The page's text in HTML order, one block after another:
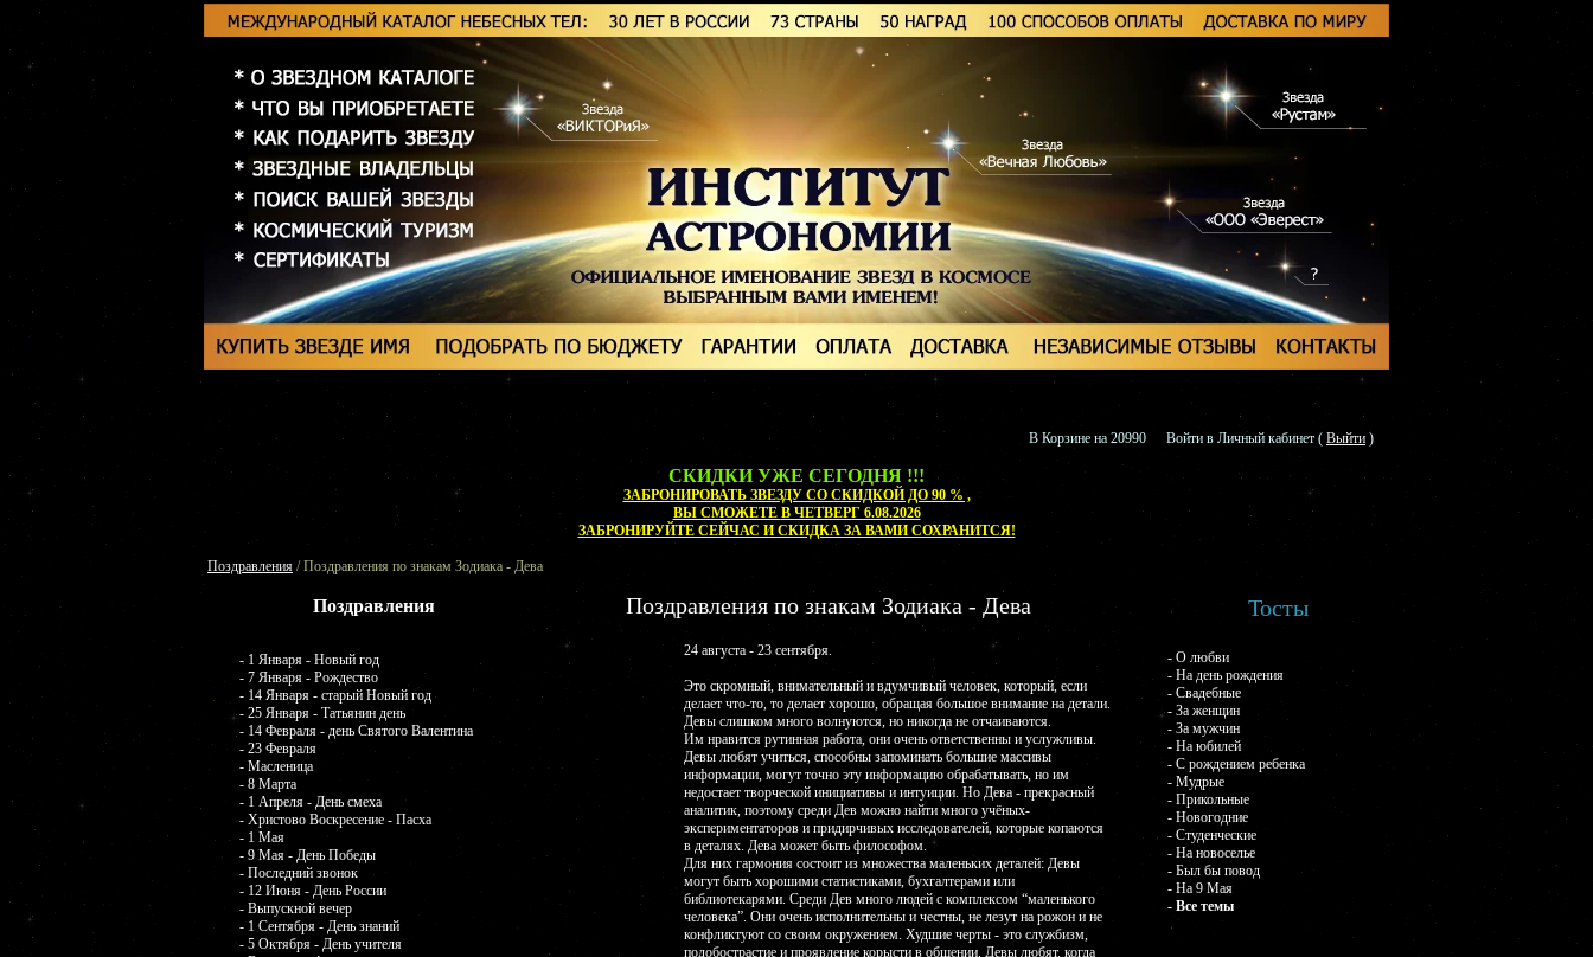
В Корзине на 20990 Войти в Личный кабинет ( Выйти )
СКИДКИ УЖЕ СЕГОДНЯ !!!
ЗАБРОНИРОВАТЬ ЗВЕЗДУ СО СКИДКОЙ ДО 90 % ,
ВЫ СМОЖЕТЕ В ЧЕТВЕРГ 6.08.2026
ЗАБРОНИРУЙТЕ СЕЙЧАС И СКИДКА ЗА ВАМИ СОХРАНИТСЯ!
Поздравления / Поздравления по знакам Зодиака - Дева
Поздравления
- 1 Января - Новый год
- 7 Января - Рождество
- 14 Января - старый Новый год
- 25 Января - Татьянин день
- 14 Февраля - день Святого Валентина
- 23 Февраля
- Масленица
- 8 Марта
- 1 Апреля - День смеха
- Христово Воскресение - Пасха
- 1 Мая
- 9 Мая - День Победы
- Последний звонок
- 12 Июня - День России
- Выпускной вечер
- 1 Сентября - День знаний
- 5 Октября - День учителя
Поздравления по знакам Зодиака - Дева
24 августа - 23 сентября.
Это скромный, внимательный и вдумчивый человек, который, если
делает что-то, то делает хорошо, обращая большое внимание на детали.
Девы слишком много волнуются, но никогда не отчаиваются.
Им нравится рутинная работа, они очень ответственны и услужливы.
Девы любят учиться, способны запоминать большие массивы
информации, могут точно эту информацию обрабатывать, но им
недостает творческой инициативы и интуиции. Но Дева - прекрасный
аналитик, поэтому среди Дев можно найти много учёных-
экспериментаторов и придирчивых исследователей, которые копаются
в деталях. Дева может быть философом.
Для них гармония состоит из множества маленьких деталей: Девы
могут быть хорошими статистиками, бухгалтерами или
библиотекарями. Среди Дев много людей с комплексом “маленького
человека”. Они очень исполнительны и честны, не лезут на рожон и не
конфликтуют со своим окружением. Худшие черты - это службизм,
подобострастие и проявление корысти в общении. Девы любят, когда
Тосты
- О любви
- На день рождения
- Свадебные
- За женщин
- За мужчин
- На юбилей
- С рождением ребенка
- Мудрые
- Прикольные
- Новогодние
- Студенческие
- На новоселье
- Был бы повод
- На 9 Мая
- Все темы